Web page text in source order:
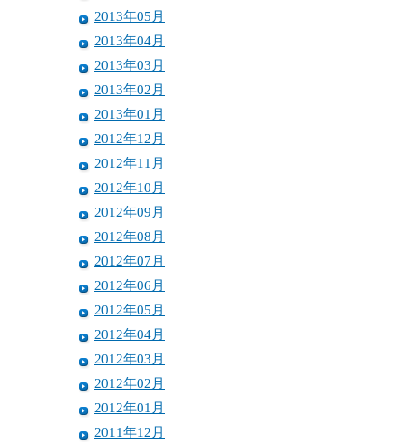
2013年05月
2013年04月
2013年03月
2013年02月
2013年01月
2012年12月
2012年11月
2012年10月
2012年09月
2012年08月
2012年07月
2012年06月
2012年05月
2012年04月
2012年03月
2012年02月
2012年01月
2011年12月